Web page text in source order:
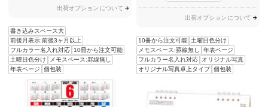
出荷オプションについて
書き込みスペース大
前後月表示:前後3ヶ月以上
フルカラー名入れ対応 10冊から注文可能
土曜日色分け
メモスペース:罫線無し
年表ページ
個包装
出荷オプションについて
10冊から注文可能
土曜日色分け
メモスペース:罫線無し
年表ページ
フルカラー名入れ対応
オリジナル写真
オリジナル写真卓上タイプ 個包装